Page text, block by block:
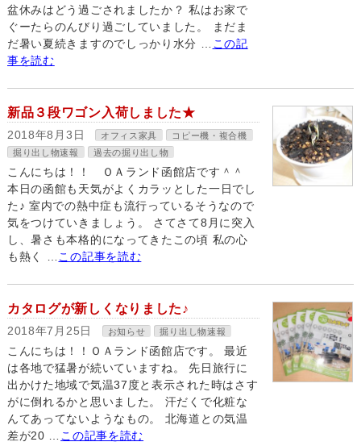
盆休みはどう過ごされましたか？ 私はお家で
ぐーたらのんびり過ごしていました。 まだま
だ暑い夏続きますのでしっかり水分 …
この記
事を読む
新品３段ワゴン入荷しました★
2018年8月3日 オフィス家具
コピー機・複合機
掘り出し物速報
過去の掘り出し物
こんにちは！！ ＯＡランド函館店です＾＾
本日の函館も天気がよくカラッとした一日でし
た♪ 室内での熱中症も流行っているそうなので
気をつけていきましょう。 さてさて8月に突入
し、暑さも本格的になってきたこの頃 私の心
も熱く … この記事を読む
カタログが新しくなりました♪
2018年7月25日 お知らせ 掘り出し物速報
こんにちは！！ＯＡランド函館店です。 最近
は各地で猛暑が続いていますね。 先日旅行に
出かけた地域で気温37度と表示された時はさす
がに倒れるかと思いました。 汗だくで化粧な
んてあってないようなもの。 北海道との気温
差が20 …
この記事を読む